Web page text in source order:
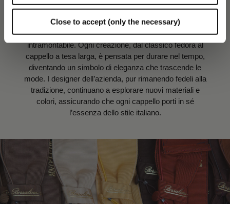
Close to accept (only the necessary)
In Borsalino, il saper fare si fonde con un design
intramontabile. Ogni creazione, dal classico fedora al
cappello a tesa larga, è pensata per durare nel tempo,
diventando un simbolo di eleganza che trascende le
mode. I designer dell’azienda, pur rimanendo fedeli alla
tradizione, continuano a esplorare nuovi materiali e
colori, assicurando che ogni cappello porti in sé
l’essenza dello stile italiano.